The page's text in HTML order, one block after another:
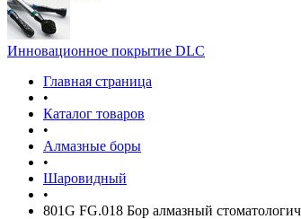
Инновационное покрытие DLC
Главная страница
•
Каталог товаров
•
Алмазные боры
•
Шаровидный
•
801G FG.018 Бор алмазный